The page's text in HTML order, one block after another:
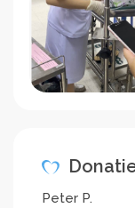
Peter P.